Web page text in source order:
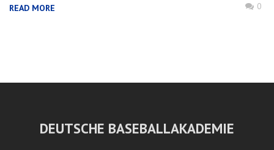
READ MORE 0
DEUTSCHE BASEBALLAKADEMIE